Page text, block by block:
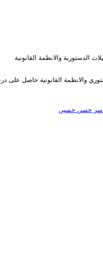
الدستورية والانظمة القانونية
والانظمة القانونية حاصل على
ياسر حسن حسين